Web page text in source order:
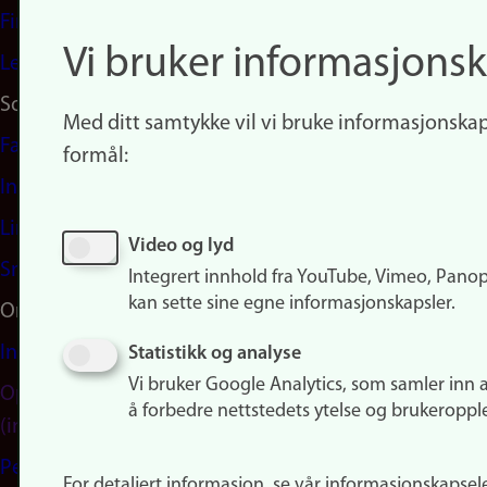
Finn studier
Ledige stillinger
Sosiale medier
Facebook
Instagram
LinkedIn
Snapchat
Om nettstedet
Informasjonskapsler
Oppdater samtykke
(informasjonskapsler)
Personvern
Vi bruker
Med ditt samtykke vil vi bruke
formål:
Video og lyd
Integrert innhold fra YouTube, Vimeo,
kan sette sine egne informasjonskapsler.
Statistikk og analyse
Vi bruker Google Analytics, som samler inn
å forbedre nettstedets ytelse og